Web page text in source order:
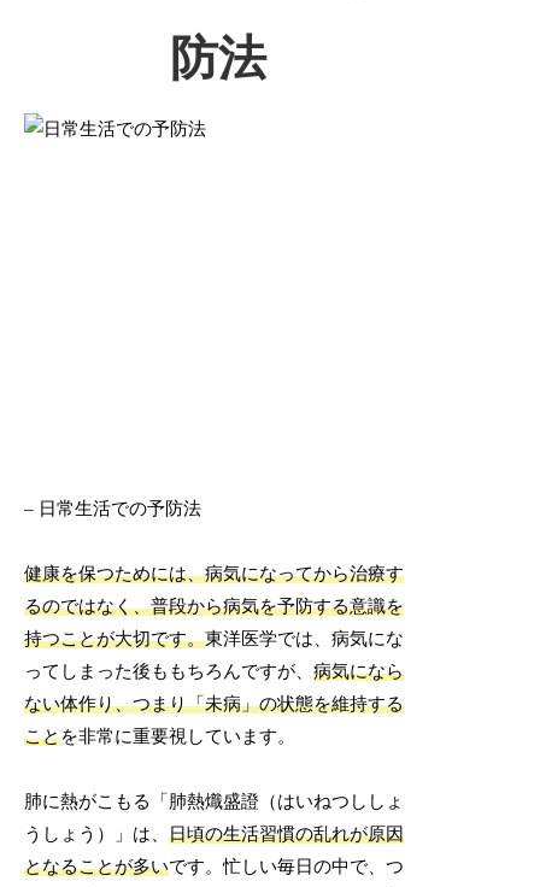
防法
– 日常生活での予防法
健康を保つためには、病気になってから治療す
るのではなく、普段から病気を予防する意識を
持つことが大切です。東洋医学では、病気にな
ってしまった後ももちろんですが、病気になら
ない体作り、つまり「未病」の状態を維持する
ことを非常に重要視しています。
肺に熱がこもる「肺熱熾盛證（はいねつししょ
うしょう）」は、日頃の生活習慣の乱れが原因
となることが多いです。忙しい毎日の中で、つ